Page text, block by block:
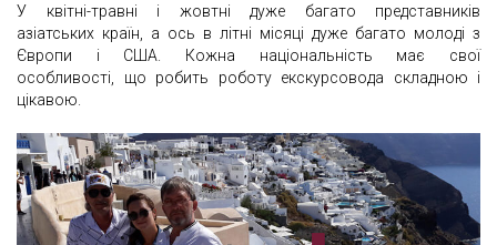
У квітні-травні і жовтні дуже багато представників
азіатських країн, а ось в літні місяці дуже багато молоді з
Європи і США. Кожна національність має свої
особливості, що робить роботу екскурсовода складною і
цікавою.